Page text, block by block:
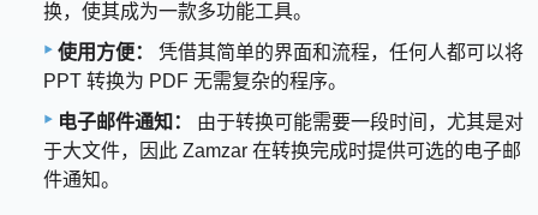
换，使其成为一款多功能工具。
使用方便：
凭借其简单的界面和流程，任何人都可以将
PPT 转换为 PDF 无需复杂的程序。
电子邮件通知：
由于转换可能需要一段时间，尤其是对
于大文件，因此 Zamzar 在转换完成时提供可选的电子邮
件通知。